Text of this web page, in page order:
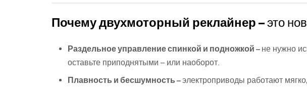
Почему двухмоторный реклайнер –это
Раздельное управление спинкой и подножкой – не нужно
оставьте приподнятыми – или наоборот.
Плавность и бесшумность –электроприводы работают